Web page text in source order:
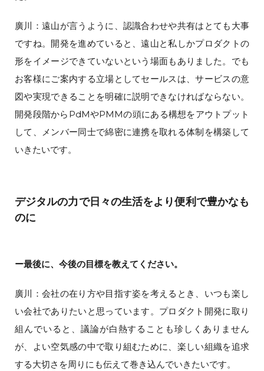
廣川：遠山が言うように、認識合わせや共有はとても大事
ですね。開発を進めていると、遠山と私しかプロダクトの
形をイメージできていないという場面もありました。でも
お客様にご案内する立場としてセールスは、サービスの意
図や実現できることを明確に説明できなければならない。
開発段階からPdMやPMMの頭にある構想をアウトプット
して、メンバー同士で綿密に連携を取れる体制を構築して
いきたいです。
デジタルの力で日々の生活をより便利で豊かなも
のに
ー最後に、今後の目標を教えてください。
廣川：会社の在り方や目指す姿を考えるとき、いつも楽し
い会社でありたいと思っています。プロダクト開発に取り
組んでいると、議論が白熱することも珍しくありません
が、よい空気感の中で取り組むために、楽しい組織を追求
する大切さを周りにも伝えて巻き込んでいきたいです。